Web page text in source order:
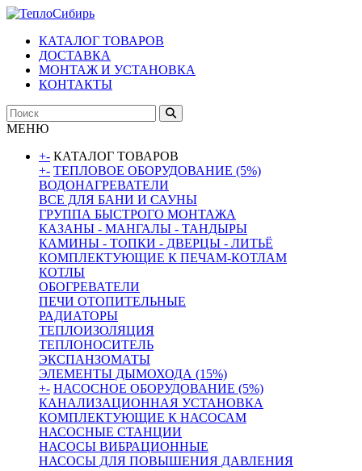
КАТАЛОГ ТОВАРОВ
ДОСТАВКА
МОНТАЖ И УСТАНОВКА
КОНТАКТЫ
МЕНЮ
+- КАТАЛОГ ТОВАРОВ
+- ТЕПЛОВОЕ ОБОРУДОВАНИЕ (5%)
ВОДОНАГРЕВАТЕЛИ
ВСЕ ДЛЯ БАНИ И САУНЫ
ГРУППА БЫСТРОГО МОНТАЖА
КАЗАНЫ - МАНГАЛЫ - ТАНДЫРЫ
КАМИНЫ - ТОПКИ - ДВЕРЦЫ - ЛИТЬЁ
КОМПЛЕКТУЮЩИЕ К ПЕЧАМ-КОТЛАМ
КОТЛЫ
ОБОГРЕВАТЕЛИ
ПЕЧИ ОТОПИТЕЛЬНЫЕ
РАДИАТОРЫ
ТЕПЛОИЗОЛЯЦИЯ
ТЕПЛОНОСИТЕЛЬ
ЭКСПАНЗОМАТЫ
ЭЛЕМЕНТЫ ДЫМОХОДА (15%)
+- НАСОСНОЕ ОБОРУДОВАНИЕ (5%)
КАНАЛИЗАЦИОННАЯ УСТАНОВКА
КОМПЛЕКТУЮЩИЕ К НАСОСАМ
НАСОСНЫЕ СТАНЦИИ
НАСОСЫ ВИБРАЦИОННЫЕ
НАСОСЫ ДЛЯ ПОВЫШЕНИЯ ДАВЛЕНИЯ